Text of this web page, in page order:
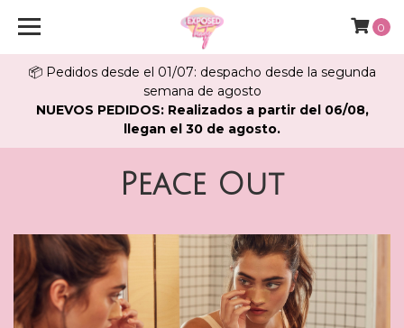
📦 Pedidos desde el 01/07: despacho desde la segunda
semana de agosto
NUEVOS PEDIDOS: Realizados a partir del 06/08,
llegan el 30 de agosto.
0
Peace Out